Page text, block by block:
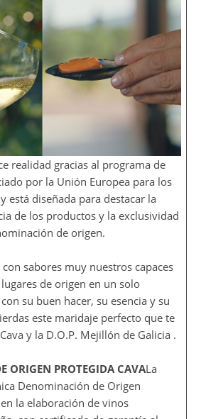
realidad gracias al programa de
por la Unión Europea para los
está diseñada para destacar la
de los productos y la exclusividad
de origen.
sabores muy nuestros capaces
de origen en un solo
su buen hacer, su esencia y su
este maridaje perfecto que te
y la D.O.P. Mejillón de Galicia .
ORIGEN PROTEGIDA CAVALa
Denominación de Origen
la elaboración de vinos